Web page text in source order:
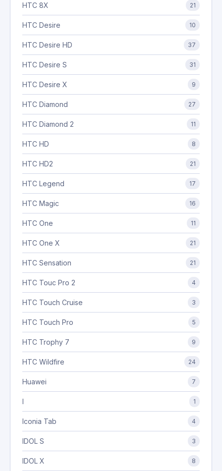
HTC 8X 21
HTC Desire 10
HTC Desire HD 37
HTC Desire S 31
HTC Desire X 9
HTC Diamond 27
HTC Diamond 2 11
HTC HD 8
HTC HD2 21
HTC Legend 17
HTC Magic 16
HTC One 11
HTC One X 21
HTC Sensation 21
HTC Touc Pro 2 4
HTC Touch Cruise 3
HTC Touch Pro 5
HTC Trophy 7 9
HTC Wildfire 24
Huawei 7
I 1
Iconia Tab 4
IDOL S 3
IDOL X 8